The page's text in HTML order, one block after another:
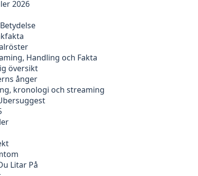
2026
Handling och Fakta
översikt
ånger
kronologi och streaming
Litar På